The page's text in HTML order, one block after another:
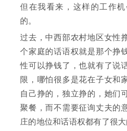
但在我看来，这样的工作
的。
过去，中西部农村地区女性
个家庭的话语权就是那个挣
性可以挣钱了，也就有了说
限，哪怕很多是花在子女和
自己挣的，独立挣的，她们
聚餐，而不需要征询丈夫的
庄的地位和话语权都有了很大